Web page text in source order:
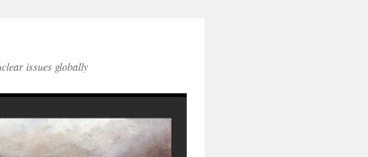
issues globally